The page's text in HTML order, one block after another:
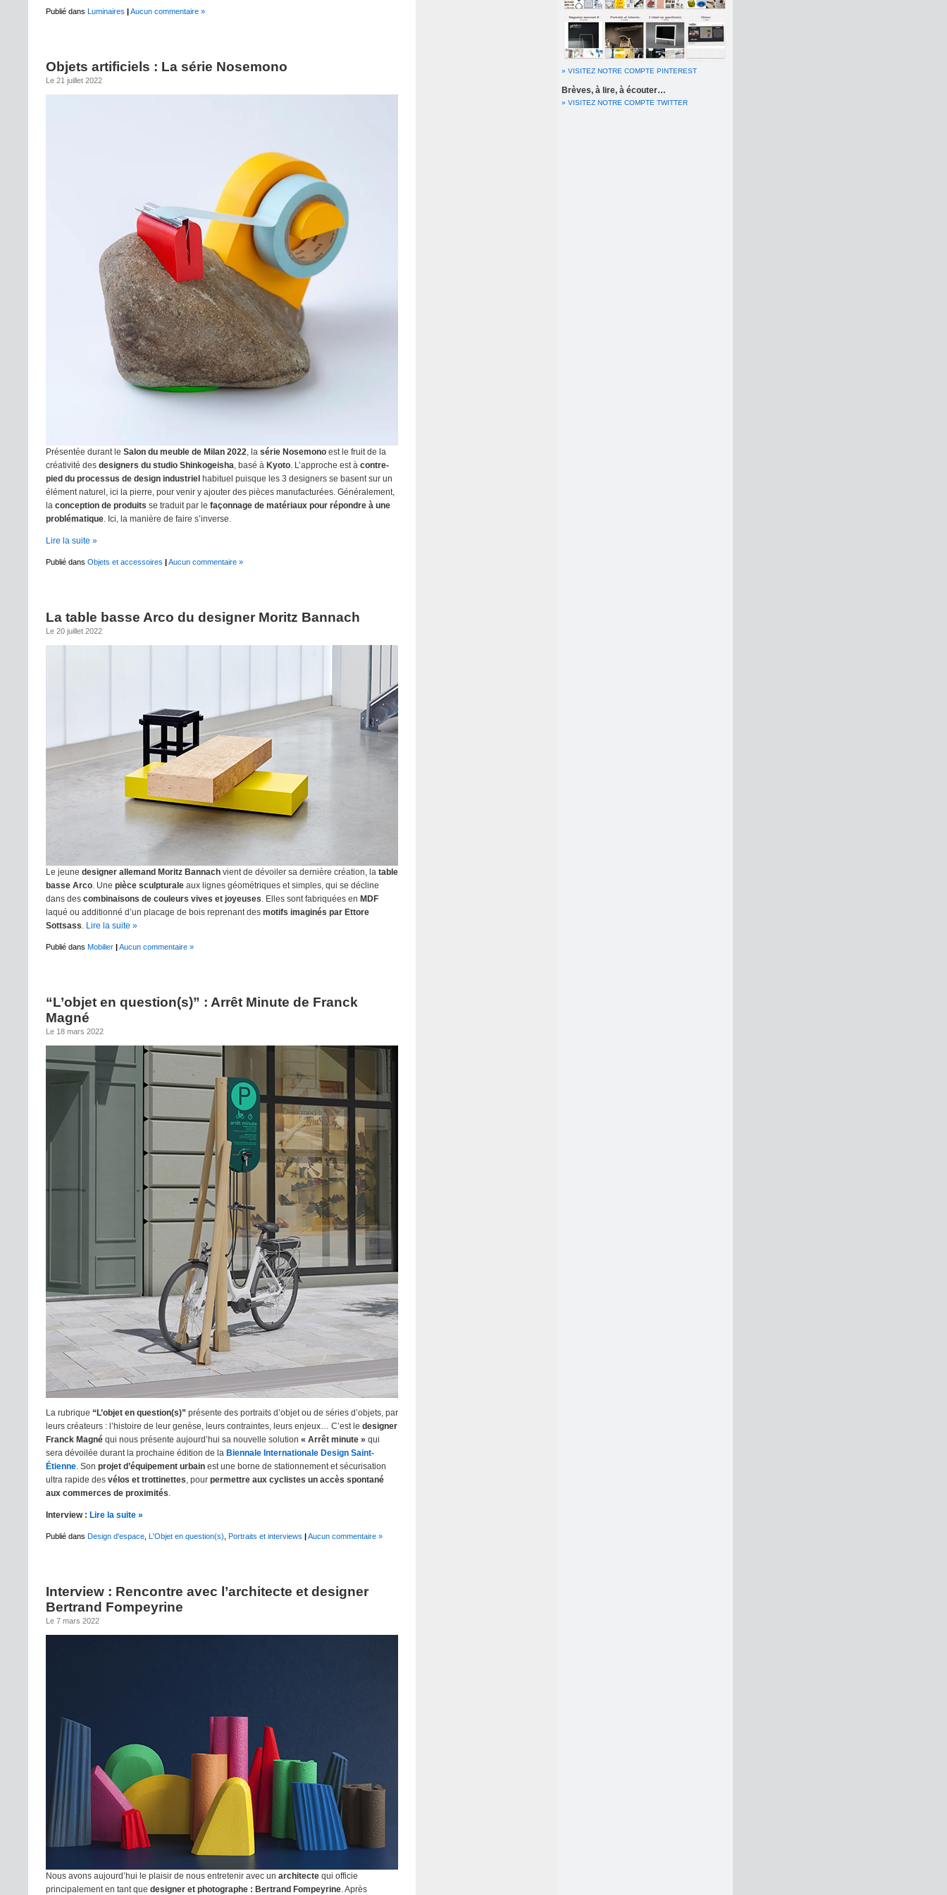
Publié dans Luminaires |Aucun commentaire »
Objets artificiels : La série Nosemono
Le 21 juillet 2022
Présentée durant le Salon du meuble de Milan 2022, la série Nosemono est le fruit de la
créativité des designers du studio Shinkogeisha, basé à Kyoto. L’approche est à contre-
pied du processus de design industriel habituel puisque les 3 designers se basent sur un
élément naturel, ici la pierre, pour venir y ajouter des pièces manufacturées. Généralement,
la conception de produits se traduit par le façonnage de matériaux pour répondre à une
problématique. Ici, la manière de faire s’inverse.
Lire la suite »
Publié dans Objets et accessoires |Aucun commentaire »
La table basse Arco du designer Moritz Bannach
Le 20 juillet 2022
Le jeune designer allemand Moritz Bannach vient de dévoiler sa dernière création, la table
basse Arco. Une pièce sculpturale aux lignes géométriques et simples, qui se décline
dans des combinaisons de couleurs vives et joyeuses. Elles sont fabriquées en MDF
laqué ou additionné d’un placage de bois reprenant des motifs imaginés par Ettore
Sottsass. Lire la suite »
Publié dans Mobilier |Aucun commentaire »
“L’objet en question(s)” : Arrêt Minute de Franck
Magné
Le 18 mars 2022
La rubrique “L’objet en question(s)” présente des portraits d’objet ou de séries d’objets, par
leurs créateurs : l’histoire de leur genèse, leurs contraintes, leurs enjeux… C’est le designer
Franck Magné qui nous présente aujourd’hui sa nouvelle solution « Arrêt minute » qui
sera dévoilée durant la prochaine édition de la Biennale Internationale Design Saint-
Étienne. Son projet d’équipement urbain est une borne de stationnement et sécurisation
ultra rapide des vélos et trottinettes, pour permettre aux cyclistes un accès spontané
aux commerces de proximités.
Interview : Lire la suite »
Publié dans Design d'espace L'Objet en question(s) Portraits et interviews |Aucun commentaire »
Interview : Rencontre avec l’architecte et designer
Bertrand Fompeyrine
Le 7 mars 2022
Nous avons aujourd’hui le plaisir de nous entretenir avec un architecte qui officie
principalement en tant que designer et photographe : Bertrand Fompeyrine. Après
» VISITEZ NOTRE COMPTE PINTEREST
Brèves, à lire, à écouter…
» VISITEZ NOTRE COMPTE TWITTER